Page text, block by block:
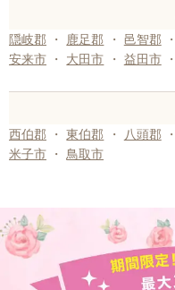
隠岐郡 ・ 鹿足郡 ・ 邑智郡 ・
安来市
・ 大田市 ・ 益田市 ・
西伯郡 ・ 東伯郡 ・ 八頭郡 ・
米子市
・ 鳥取市